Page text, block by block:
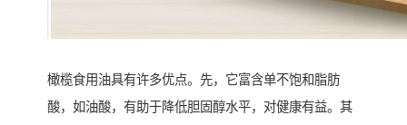
橄榄食用油具有许多优点。先，它富含单不饱和脂肪
酸，如油酸，有助于降低胆固醇水平，对健康有益。其